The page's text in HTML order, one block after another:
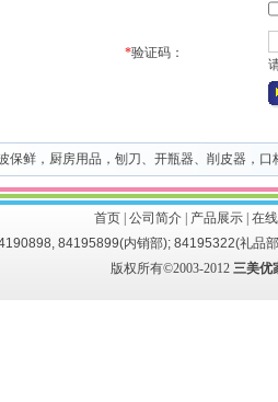
*验证码：
保鲜 ， 厨房用品 ， 刨刀、开瓶器、削皮器 ， 口
首页| 公司简介| 产品展示| 在
84195899(内销部); 84195322(礼品
版权所有©2003-2012 三美优